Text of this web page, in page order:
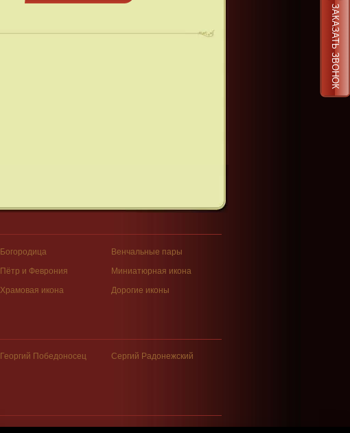
ЗАКАЗАТЬ ЗВОНОК
Богородица
Венчальные пары
Пётр и Феврония
Миниатюрная икона
Храмовая икона
Дорогие иконы
Георгий Победоносец
Сергий Радонежский